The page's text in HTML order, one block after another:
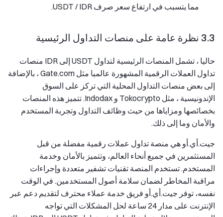
مما يتسبب في ارتفاع سعر صرف USDT / IDR.
3.3 نظرة عامة على منصات التداول الرئيسية
حاليا ، تشمل المنصات الرئيسية لتداول USDT إلى IDR منصات
تداول العملات الرقمية المشهورة عالميا مثل Gate.com ، بالإضافة
إلى بعض منصات التداول المحلية التي تركز على السوق
الإندونيسية ، مثل Tokocrypto و Indodax. تتميز هذه المنصات
بخصائصها ومزاياها من حيث وظائف التداول وتجربة المستخدم
والأمان وما إلى ذلك.
جيت.أي.أو هي منصة تداول عملات رقمية مفضلة من قبل
المستثمرين في جميع أنحاء العالم، وتتميز بالأمان وخدمة
المستخدم. تستخدم المنصة تقنيات تشفير متعددة وإجراءات
مراقبة المخاطر لضمان سلامة أصول المستخدمين. في الوقت
نفسه، توفر جيت.أي.أو فريق خدمة عملاء محترف لتقديم دعم عبر
الإنترنت على مدار 24 ساعة لحل المشكلات التي تواجه